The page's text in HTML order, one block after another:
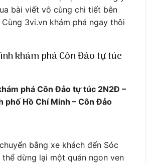
bài viết vô cùng chi tiết bên
3vi.vn khám phá ngay thôi
khám phá Côn Đảo tự túc
phá Côn Đảo tự túc 2N2Đ –
phố Hồ Chí Minh – Côn Đảo
bằng xe khách đến Sóc
thể dừng lại một quán ngon ven